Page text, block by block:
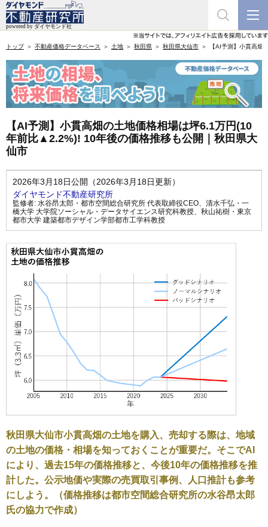
トップ 不動産価格データベース 土地 秋田県 秋田県大仙市 【AI予測】小貫高
【AI予測】小貫高畑の土地価格相場は坪6.1万円(10
年前比▲2.2%)! 10年後の価格推移も公開｜秋田県大
仙市
2026年3月18日公開（2026年3月18日更新）
ダイヤモンド不動産研究所
監修者: 水谷昂太郎・都市空間総合研究所 代表取締役CEO、 清水千弘・一
橋大学 大学院ソーシャル・データサイエンス研究科教授、 秋山祐樹・東京
都市大学 建築都市デザイン学部都市工学科教授
秋田県大仙市小貫高畑の土地を購入、売却する際は、地域
の土地の価格・相場を知っておくことが重要だ。そこでAI
により、過去15年の価格推移と、今後10年の価格推移を推
計した。公示地価や実際の売買取引事例、人口推計も参考
にしよう。（価格推移は都市空間総合研究所の水谷昂太郎
氏の協力で作成）